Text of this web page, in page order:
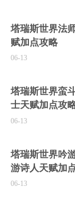
塔瑞斯世界法
赋加点攻略
06-13
塔瑞斯世界蛮
士天赋加点攻
06-13
塔瑞斯世界吟
游诗人天赋加
06-13